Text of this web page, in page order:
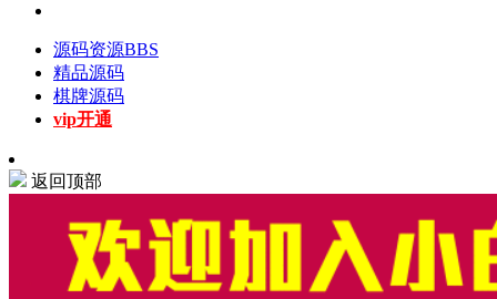
源码资源BBS
精品源码
棋牌源码
vip开通
返回顶部